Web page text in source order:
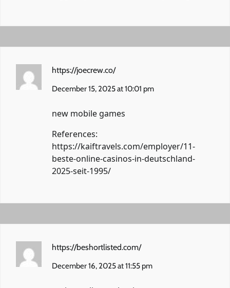
https://joecrew.co/
December 15, 2025 at 10:01 pm
new mobile games
References:
https://kaiftravels.com/employer/11-
beste-online-casinos-in-deutschland-
2025-seit-1995/
https://beshortlisted.com/
December 16, 2025 at 11:55 pm